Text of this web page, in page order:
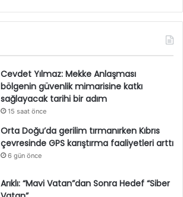
Cevdet Yılmaz: Mekke Anlaşması
bölgenin güvenlik mimarisine katkı
sağlayacak tarihi bir adım
15 saat önce
Orta Doğu’da gerilim tırmanırken Kıbrıs
çevresinde GPS karıştırma faaliyetleri arttı
6 gün önce
Arıklı: “Mavi Vatan”dan Sonra Hedef “Siber